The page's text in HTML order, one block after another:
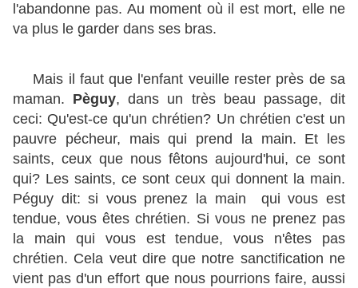
l'abandonne pas. Au moment où il est mort, elle ne
va plus le garder dans ses bras.
Mais il faut que l'enfant veuille rester près de sa
maman. Pèguy, dans un très beau passage, dit
ceci: Qu'est-ce qu'un chrétien? Un chrétien c'est un
pauvre pécheur, mais qui prend la main. Et les
saints, ceux que nous fêtons aujourd'hui, ce sont
qui? Les saints, ce sont ceux qui donnent la main.
Péguy dit: si vous prenez la main qui vous est
tendue, vous êtes chrétien. Si vous ne prenez pas
la main qui vous est tendue, vous n'êtes pas
chrétien. Cela veut dire que notre sanctification ne
vient pas d'un effort que nous pourrions faire, aussi